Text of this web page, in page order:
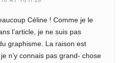
Céline ! Comme je le
l’article, je ne suis pas
graphisme. La raison est
n’y connais pas grand- chose